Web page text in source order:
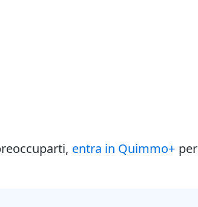
entra in Quimmo+